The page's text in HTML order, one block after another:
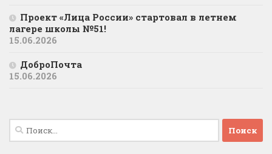
Проект «Лица России» стартовал в летнем
лагере школы №51!
15.06.2026
ДоброПочта
15.06.2026
Найти: